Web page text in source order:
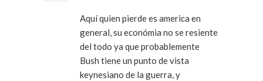
Aquí quien pierde es america en
general, su económia no se resiente
del todo ya que probablemente
Bush tiene un punto de vista
keynesiano de la guerra, y